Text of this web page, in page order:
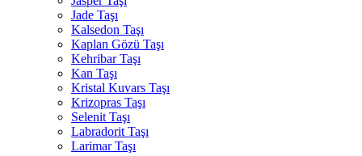
Jade Taşı
Kalsedon Taşı
Kaplan Gözü Taşı
Kehribar Taşı
Kan Taşı
Kristal Kuvars Taşı
Krizopras Taşı
Selenit Taşı
Labradorit Taşı
Larimar Taşı